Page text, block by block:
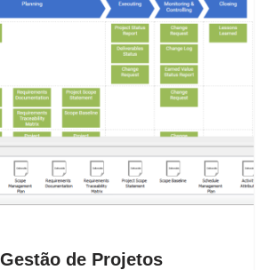
de Projetos